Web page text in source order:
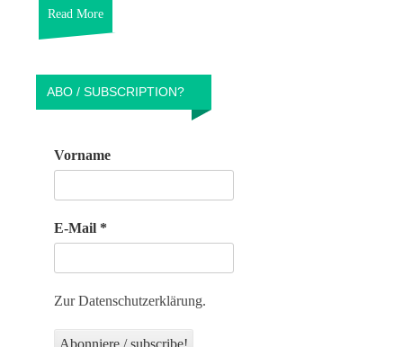
Read More
ABO / SUBSCRIPTION?
Vorname
E-Mail *
Zur Datenschutzerklärung.